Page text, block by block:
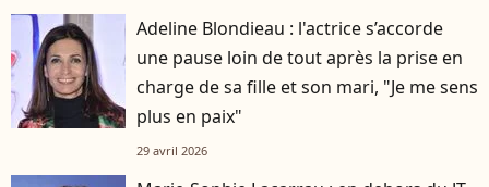
Adeline Blondieau : l'actrice s’accorde
une pause loin de tout après la prise en
charge de sa fille et son mari, "Je me sens
plus en paix"
29 avril 2026